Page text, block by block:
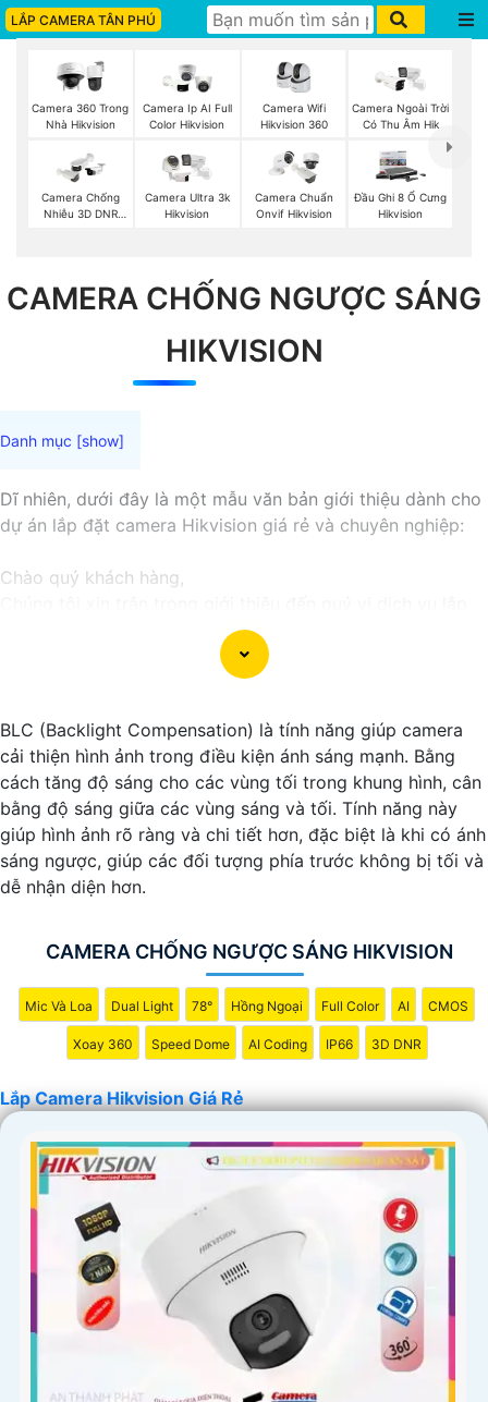
LẮP CAMERA TÂN PHÚ
Camera 360 Trong
Nhà Hikvision
Camera Ip AI Full
Color Hikvision
Camera Wifi
Hikvision 360
Camera Ngoài Trời
Có Thu Âm Hik
Camera Chống
Nhiễu 3D DNR
Camera Ultra 3k
Hikvision
Camera Chuẩn
Onvif Hikvision
Đầu Ghi 8 Ổ Cưng
Hikvision
CAMERA CHỐNG NGƯỢC SÁNG
HIKVISION
Dĩ nhiên, dưới đây là một mẫu văn bản giới thiệu dành cho
dự án lắp đặt camera Hikvision giá rẻ và chuyên nghiệp:
Chào quý khách hàng,
đặt camera Hikvision giá rẻ và chuyên nghiệp cho dự án
Với kinh nghiệm lâu năm trong lĩnh vực lắp đặt camera an
đến cho quý vị những giải pháp an ninh hiệu quả, đáng tin
cậy và tiết kiệm chi phí.
Camera của Hikvision được biết đến là một trong những
thương hiệu hàng đầu thế giới về giải pháp an ninh video.
Với các tính năng và công nghệ tiên tiến, camera Hikvision
không chỉchắc chắnchất lượng hình ảnh sắc nét mà còn
đem đến sự tin cậy và an toàn cho dự án của quý vị.
rẻ và chuyên nghiệp cho dự án của mình, chúng tôi luôn
sẵn lòng hỗ trợ và tư vấn cho quý vị.
BLC (Backlight Compensation) là tính năng giúp camera
cải thiện hình ảnh trong điều kiện ánh sáng mạnh. Bằng
cách tăng độ sáng cho các vùng tối trong khung hình, cân
bằng độ sáng giữa các vùng sáng và tối. Tính năng này
giúp hình ảnh rõ ràng và chi tiết hơn, đặc biệt là khi có ánh
sáng ngược, giúp các đối tượng phía trước không bị tối và
dễ nhận diện hơn.
CAMERA CHỐNG NGƯỢC SÁNG HIKVISION
Mic Và Loa Dual Light 78° Hồng Ngoại Full Color AI CMOS
Xoay 360 Speed Dome AI Coding IP66 3D DNR
Lắp Camera Hikvision Giá Rẻ